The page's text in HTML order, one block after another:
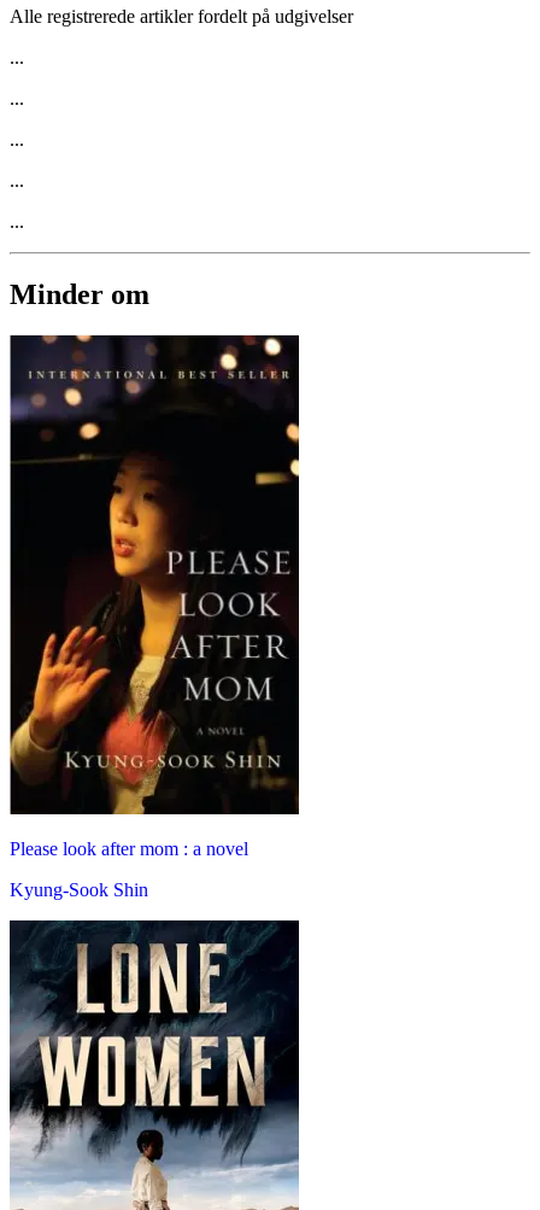
Alle registrerede artikler fordelt på udgivelser
...
...
...
...
...
Minder om
Please look after mom : a novel
Kyung-Sook Shin